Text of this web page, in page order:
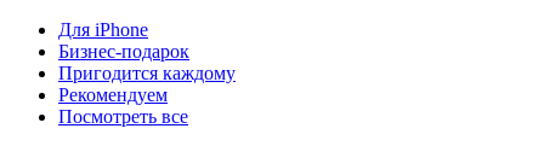
Для iPhone
Бизнес-подарок
Пригодится каждому
Рекомендуем
Посмотреть все